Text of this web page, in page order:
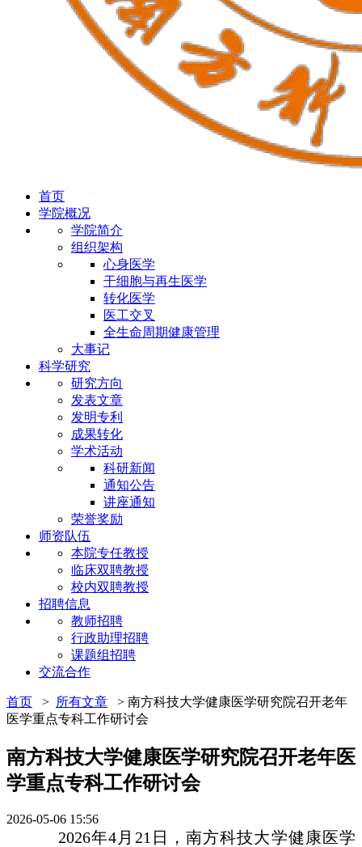
首页
学院概况
学院简介
组织架构
心身医学
干细胞与再生医学
转化医学
医工交叉
全生命周期健康管理
大事记
科学研究
研究方向
发表文章
发明专利
成果转化
学术活动
科研新闻
通知公告
讲座通知
荣誉奖励
师资队伍
本院专任教授
临床双聘教授
校内双聘教授
招聘信息
教师招聘
行政助理招聘
课题组招聘
交流合作
首页 > 所有文章 > 南方科技大学健康医学研究院召开老年
医学重点专科工作研讨会
南方科技大学健康医学研究院召开老年医
学重点专科工作研讨会
2026-05-06 15:56
2026年4 月 21 日， 南方科技大学健康医学